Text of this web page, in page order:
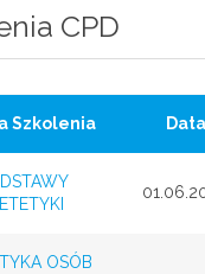
CPD
Szkolenia Data
OSÓB